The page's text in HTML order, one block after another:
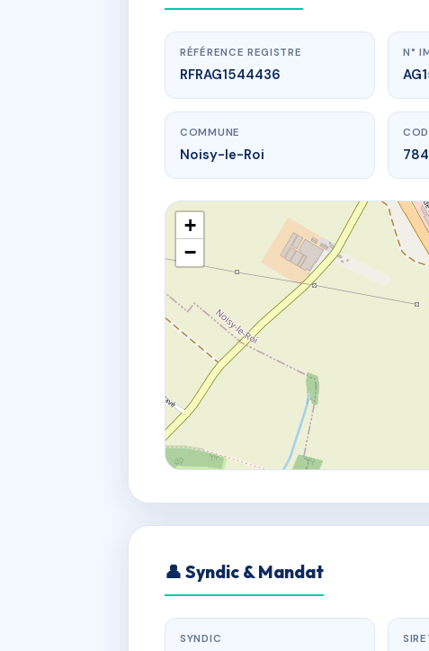
LA
15 av des
RÉFÉRENCE REGISTRE
RFRAG1544436
N°
COMMUNE
Noisy-le-Roi
+
−
👤 Syndic & Mandat
SYNDIC